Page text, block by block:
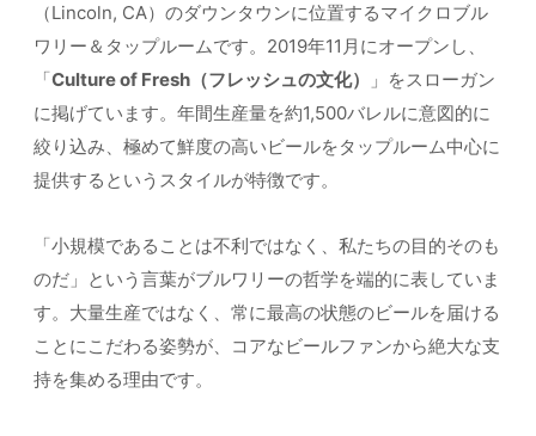
（Lincoln, CA）のダウンタウンに位置するマイクロブル
ワリー＆タップルームです。2019年11月にオープンし、
「Culture of Fresh（フレッシュの文化）
」をスローガン
に掲げています。年間生産量を約1,500バレルに意図的に
絞り込み、極めて鮮度の高いビールをタップルーム中心に
提供するというスタイルが特徴です。
「小規模であることは不利ではなく、私たちの目的そのも
のだ」という言葉がブルワリーの哲学を端的に表していま
す。大量生産ではなく、常に最高の状態のビールを届ける
ことにこだわる姿勢が、コアなビールファンから絶大な支
持を集める理由です。